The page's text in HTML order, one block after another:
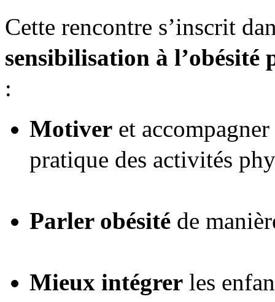
Cette rencontre s’inscrit
sensibilisation à l’obésité
:
Motiver et
pratique des activités
Parler obésité de
Mieux intégrer les